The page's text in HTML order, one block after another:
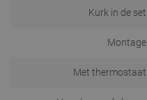
Kurk in de set
Montage
Met thermostaat